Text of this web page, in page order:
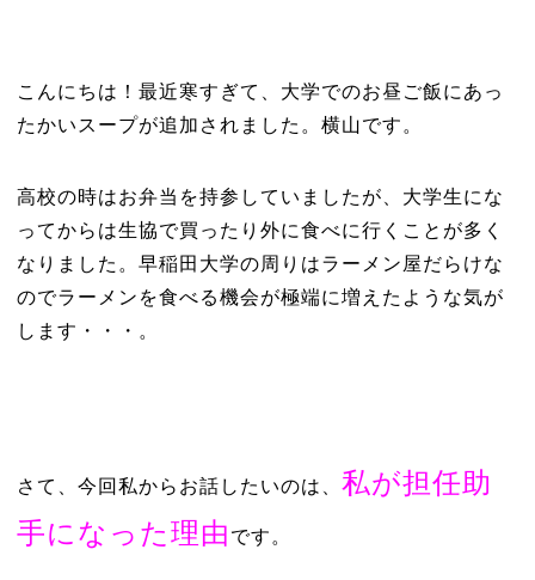
こんにちは！最近寒すぎて、大学でのお昼ご飯にあっ
たかいスープが追加されました。横山です。
高校の時はお弁当を持参していましたが、大学生にな
ってからは生協で買ったり外に食べに行くことが多く
なりました。早稲田大学の周りはラーメン屋だらけな
のでラーメンを食べる機会が極端に増えたような気が
します・・・。
さて、今回私からお話したいのは、 私が担任助
手になった理由 です。